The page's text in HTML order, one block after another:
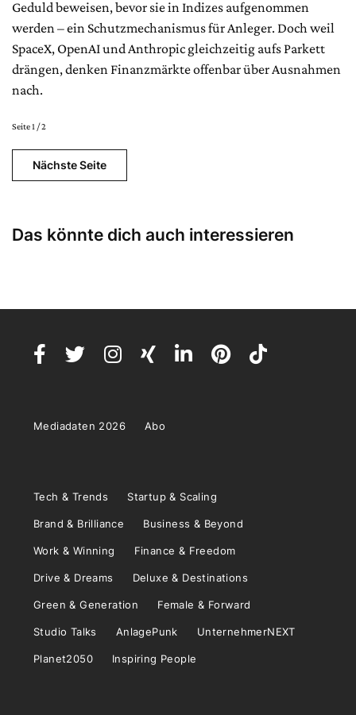
Geduld beweisen, bevor sie in Indizes aufgenommen
werden – ein Schutzmechanismus für Anleger. Doch weil
SpaceX, OpenAI und Anthropic gleichzeitig aufs Parkett
drängen, denken Finanzmärkte offenbar über Ausnahmen
nach.
Seite 1 / 2
Nächste Seite
Das könnte dich auch interessieren
Mediadaten 2026 Abo
Tech & Trends Startup & Scaling
Brand & Brilliance Business & Beyond
Work & Winning Finance & Freedom
Drive & Dreams Deluxe & Destinations
Green & Generation Female & Forward
Studio Talks AnlagePunk UnternehmerNEXT
Planet2050 Inspiring People